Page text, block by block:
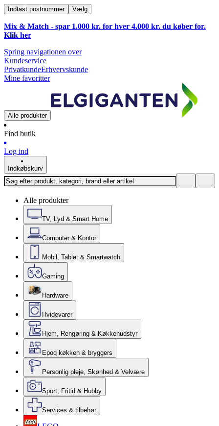
Indtast postnummer Vælg
Mix & Match - spar 1.000 kr. for hver 4.000 kr. du køber for.
Klik her
Spring navigationen over
Kundeservice
PrivatkundeErhvervskunde
Mine favoritter
Alle produkter
Find butik
Log ind
Indkøbskurv
Alle produkter
TV, Lyd & Smart Home
Computer & Kontor
Mobil, Tablet & Smartwatch
Gaming
Hardware
Hvidevarer
Hjem, Rengøring & Køkkenudstyr
Epoq køkken & bryggers
Personlig pleje, Skønhed & Velvære
Sport, Fritid & Hobby
Services & tilbehør